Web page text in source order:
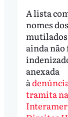
A lista
nomes dos
ainda
anexada
à
tramita